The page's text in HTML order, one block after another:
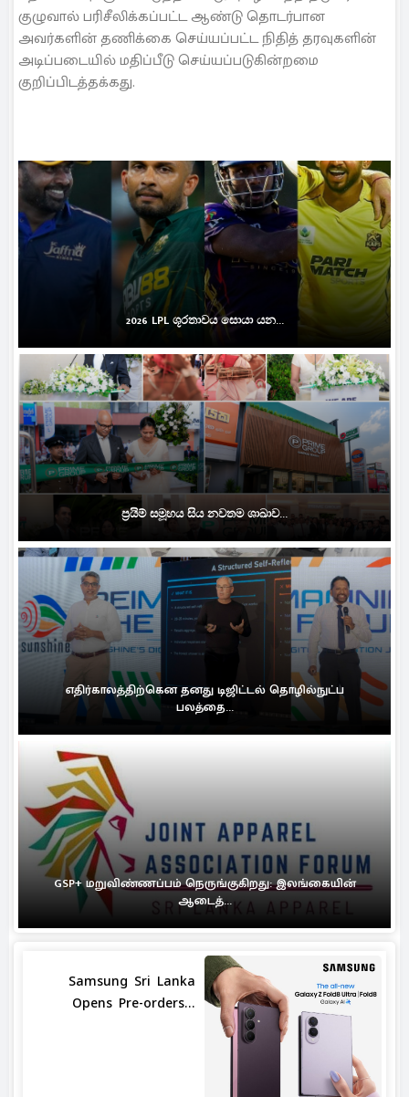
குழுவால் பரிசீலிக்கப்பட்ட ஆண்டு தொடர்பான
அவர்களின் தணிக்கை செய்யப்பட்ட நிதித் தரவுகளின்
அடிப்படையில் மதிப்பீடு செய்யப்படுகின்றமை
குறிப்பிடத்தக்கது.
2026 LPL ශූරතාවය සොයා යන...
ප්‍රයිම් සමූහය සිය නවතම ශාඛාව...
எதிர்காலத்திற்கென தனது டிஜிட்டல் தொழில்நுட்ப
பலத்தை...
GSP+ மறுவிண்ணப்பம் நெருங்குகிறது: இலங்கையின்
ஆடைத்...
Samsung Sri Lanka
Opens Pre-orders...